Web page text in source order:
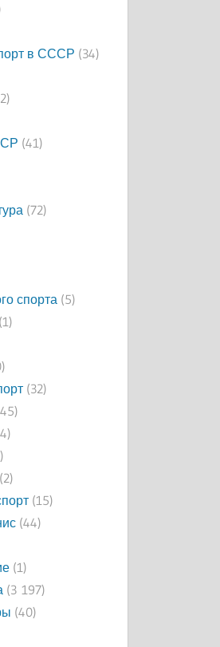
в СССР (34)
(41)
(72)
спорта (5)
(1)
(32)
(2)
(15)
(44)
(1)
(3 197)
(40)